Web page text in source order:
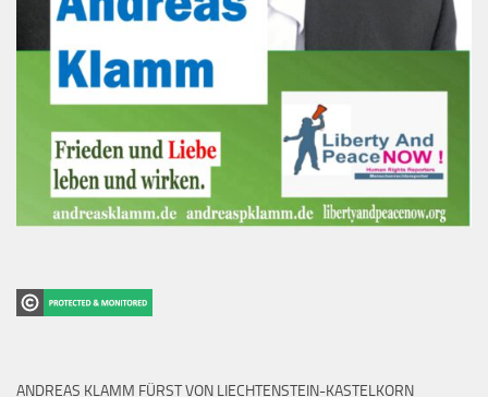
ANDREAS KLAMM FÜRST VON LIECHTENSTEIN-KASTELKORN